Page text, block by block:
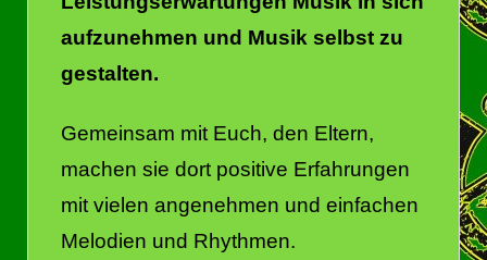
aufzunehmen und Musik selbst zu
gestalten.
Gemeinsam mit Euch, den Eltern,
machen sie dort positive Erfahrungen
mit vielen angenehmen und einfachen
Melodien und Rhythmen.